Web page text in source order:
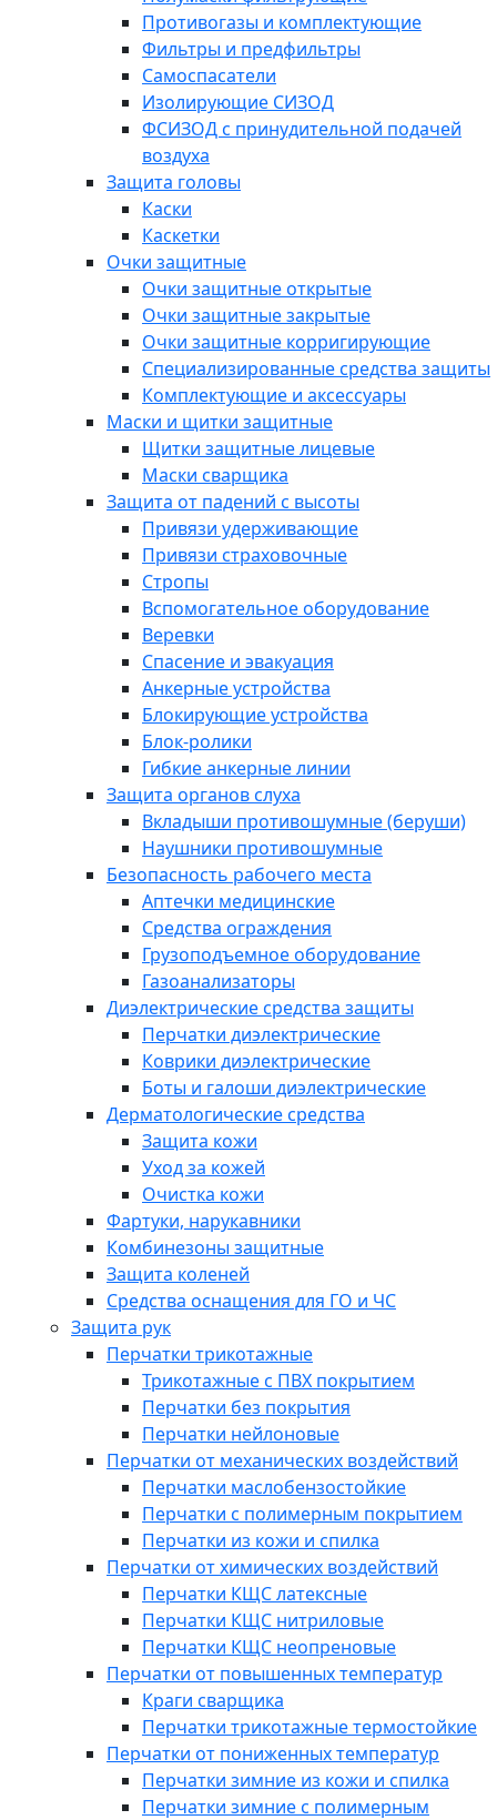
Противогазы и комплектующие
Фильтры и предфильтры
Самоспасатели
Изолирующие СИЗОД
ФСИЗОД с принудительной подачей
воздуха
Защита головы
Каски
Каскетки
Очки защитные
Очки защитные открытые
Очки защитные закрытые
Очки защитные корригирующие
Специализированные средства защиты
Комплектующие и аксессуары
Маски и щитки защитные
Щитки защитные лицевые
Маски сварщика
Защита от падений с высоты
Привязи удерживающие
Привязи страховочные
Стропы
Вспомогательное оборудование
Веревки
Спасение и эвакуация
Анкерные устройства
Блокирующие устройства
Блок-ролики
Гибкие анкерные линии
Защита органов слуха
Вкладыши противошумные (беруши)
Наушники противошумные
Безопасность рабочего места
Аптечки медицинские
Средства ограждения
Грузоподъемное оборудование
Газоанализаторы
Диэлектрические средства защиты
Перчатки диэлектрические
Коврики диэлектрические
Боты и галоши диэлектрические
Дерматологические средства
Защита кожи
Уход за кожей
Очистка кожи
Фартуки, нарукавники
Комбинезоны защитные
Защита коленей
Средства оснащения для ГО и ЧС
Защита рук
Перчатки трикотажные
Трикотажные с ПВХ покрытием
Перчатки без покрытия
Перчатки нейлоновые
Перчатки от механических воздействий
Перчатки маслобензостойкие
Перчатки с полимерным покрытием
Перчатки из кожи и спилка
Перчатки от химических воздействий
Перчатки КЩС латексные
Перчатки КЩС нитриловые
Перчатки КЩС неопреновые
Перчатки от повышенных температур
Краги сварщика
Перчатки трикотажные термостойкие
Перчатки от пониженных температур
Перчатки зимние из кожи и спилка
Перчатки зимние с полимерным